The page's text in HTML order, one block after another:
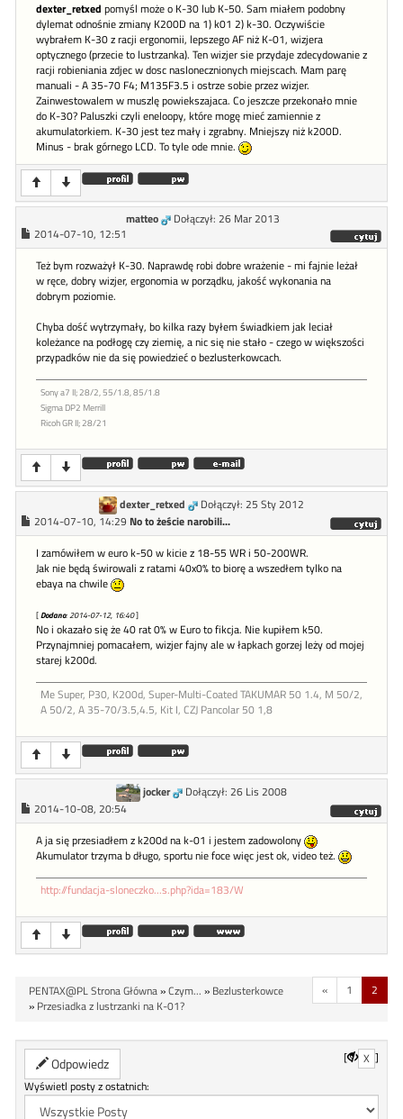
dexter_retxed pomyśl może o K-30 lub K-50. Sam miałem podobny
dylemat odnośnie zmiany K200D na 1) k01 2) k-30. Oczywiście
wybrałem K-30 z racji ergonomii, lepszego AF niż K-01, wizjera
optycznego (przecie to lustrzanka). Ten wizjer sie przydaje zdecydowanie z
racji robieniania zdjec w dosc naslonecznionych miejscach. Mam parę
manuali - A 35-70 F4; M135F3.5 i ostrze sobie przez wizjer.
Zainwestowalem w muszlę powiekszajaca. Co jeszcze przekonało mnie
do K-30? Paluszki czyli eneloopy, które mogę mieć zamiennie z
akumulatorkiem. K-30 jest tez mały i zgrabny. Mniejszy niż k200D.
Minus - brak górnego LCD. To tyle ode mnie.
matteo
Dołączył: 26 Mar 2013
2014-07-10, 12:51
Też bym rozważył K-30. Naprawdę robi dobre wrażenie - mi fajnie leżał
w ręce, dobry wizjer, ergonomia w porządku, jakość wykonania na
dobrym poziomie.
Chyba dość wytrzymały, bo kilka razy byłem świadkiem jak leciał
koleżance na podłogę czy ziemię, a nic się nie stało - czego w większości
przypadków nie da się powiedzieć o bezlusterkowcach.
Sony a7 II; 28/2, 55/1.8, 85/1.8
Sigma DP2 Merrill
Ricoh GR II; 28/21
dexter_retxed
Dołączył: 25 Sty 2012
2014-07-10, 14:29 No to żeście narobili...
I zamówiłem w euro k-50 w kicie z 18-55 WR i 50-200WR.
Jak nie będą świrowali z ratami 40x0% to biorę a wszedłem tylko na
ebaya na chwile
[Dodano: 2014-07-12, 16:40]
No i okazało się że 40 rat 0% w Euro to fikcja. Nie kupiłem k50.
Przynajmniej pomacałem, wizjer fajny ale w łapkach gorzej leży od mojej
starej k200d.
Me Super, P30, K200d, Super-Multi-Coated TAKUMAR 50 1.4, M 50/2,
A 50/2, A 35-70/3.5,4.5, Kit I, CZJ Pancolar 50 1,8
jocker
Dołączył: 26 Lis 2008
2014-10-08, 20:54
A ja się przesiadłem z k200d na k-01 i jestem zadowolony
Akumulator trzyma b długo, sportu nie foce więc jest ok, video też.
http://fundacja-sloneczko...s.php?ida=183/W
« 1 2
PENTAX@PL Strona Główna»Czym... » Bezlusterkowce
» Przesiadka z lustrzanki na K-01?
Odpowiedz [ X ]
Wyświetl posty z ostatnich: